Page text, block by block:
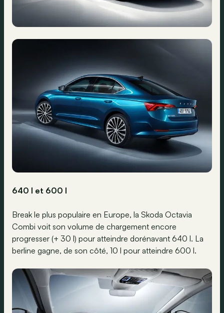
640 l et 600 l
Break le plus populaire en Europe, la Skoda Octavia
Combi voit son volume de chargement encore
progresser (+ 30 l) pour atteindre dorénavant 640 l. La
berline gagne, de son côté, 10 l pour atteindre 600 l.